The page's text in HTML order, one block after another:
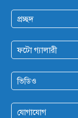
প্রচ্ছদ
ফটো গ্যালারী
ভিডিও
যোগাযোগ